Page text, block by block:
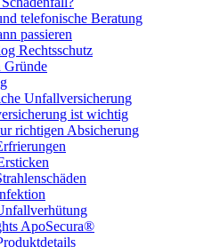
telefonische Beratung
passieren
Rechtsschutz
Gründe
Unfallversicherung
ist wichtig
richtigen Absicherung
ApoSecura®